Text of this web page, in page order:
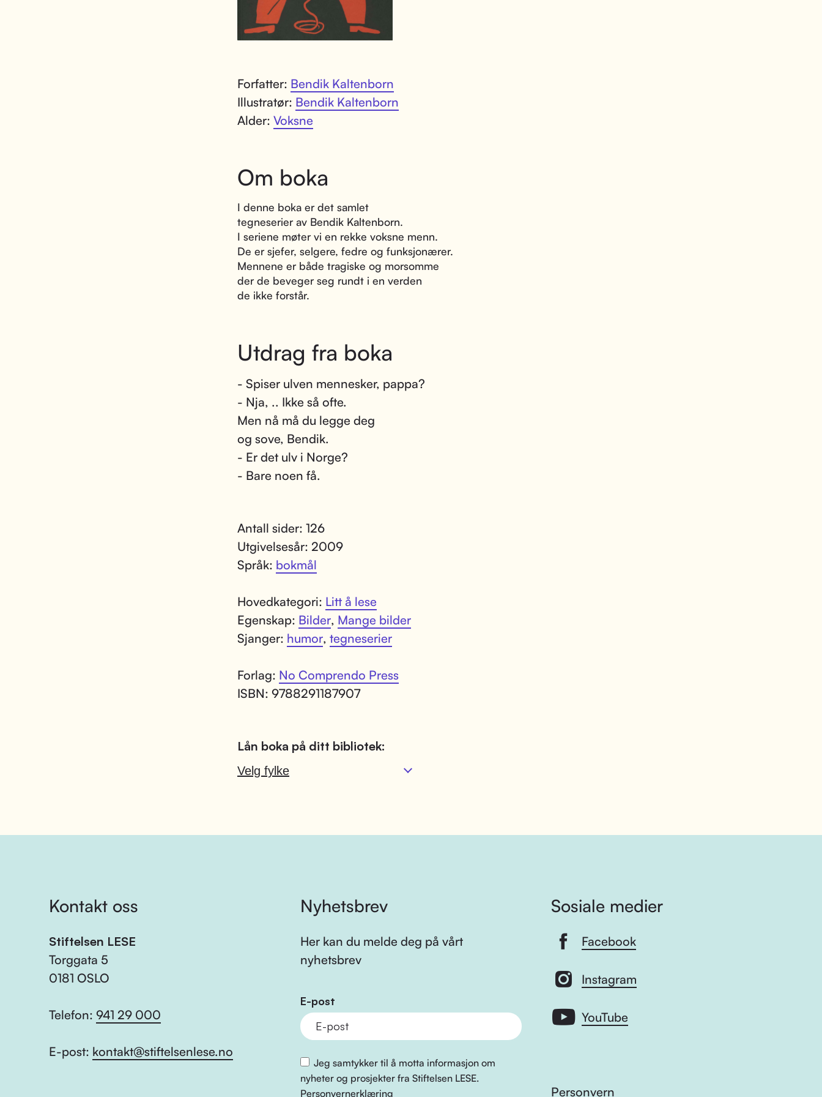
Forfatter: Bendik Kaltenborn
Illustratør: Bendik Kaltenborn
Alder: Voksne
Om boka
I denne boka er det samlet
tegneserier av Bendik Kaltenborn.
I seriene møter vi en rekke voksne menn.
De er sjefer, selgere, fedre og funksjonærer.
Mennene er både tragiske og morsomme
der de beveger seg rundt i en verden
de ikke forstår.
Utdrag fra boka
- Spiser ulven mennesker, pappa?
- Nja, .. Ikke så ofte.
Men nå må du legge deg
og sove, Bendik.
- Er det ulv i Norge?
- Bare noen få.
Antall sider: 126
Utgivelsesår: 2009
Språk: bokmål
Hovedkategori: Litt å lese
Egenskap: Bilder, Mange bilder
Sjanger: humor, tegneserier
Forlag: No Comprendo Press
ISBN: 9788291187907
Lån boka på ditt bibliotek:
Velg fylke
Kontakt oss
Stiftelsen LESE
Torggata 5
0181 OSLO
Telefon: 941 29 000
E-post: kontakt@stiftelsenlese.no
Nyhetsbrev
Her kan du melde deg på vårt
nyhetsbrev
E-post
Jeg samtykker til å motta informasjon om
nyheter og prosjekter fra Stiftelsen LESE.
Personvernerklæring
Sosiale medier
Facebook
Instagram
YouTube
Personvern